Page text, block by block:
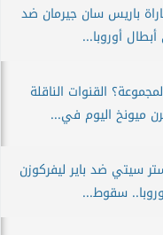
باريس سان جيرمان ضد
أوروبا...
القنوات الناقلة
ميونخ اليوم في...
سيتي ضد باير ليفركوزن
سقوط...